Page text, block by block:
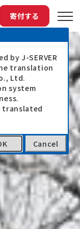
寄付する
by J-SERVER
translation
Ltd.
system
translated
Cancel